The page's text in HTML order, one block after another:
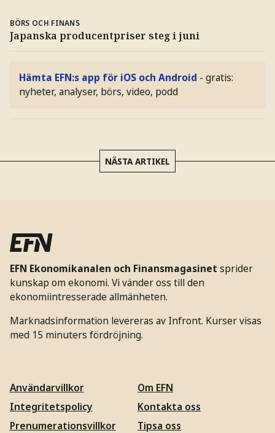
BÖRS OCH FINANS
Japanska producentpriser steg i juni
Hämta EFN:s app för iOS och Android - gratis:
nyheter, analyser, börs, video, podd
NÄSTA ARTIKEL
EFN Ekonomikanalen och Finansmagasinet sprider
kunskap om ekonomi. Vi vänder oss till den
ekonomiintresserade allmänheten.
Marknadsinformation levereras av Infront. Kurser visas
med 15 minuters fördröjning.
Användarvillkor
Integritetspolicy
Prenumerationsvillkor
Om EFN
Kontakta oss
Tipsa oss